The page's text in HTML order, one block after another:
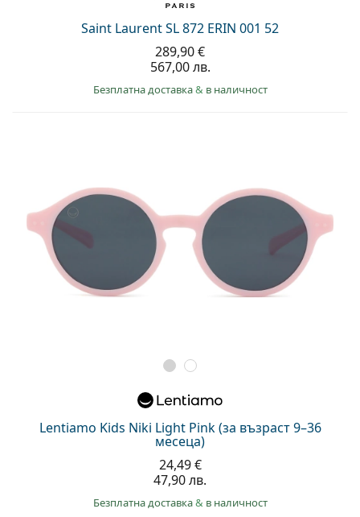
Saint Laurent SL 872 ERIN 001 52
289,90 €
567,00 лв.
Безплатна доставка& в наличност
Lentiamo Kids Niki Light Pink (за възраст 9–36
месеца)
24,49 €
47,90 лв.
Безплатна доставка& в наличност